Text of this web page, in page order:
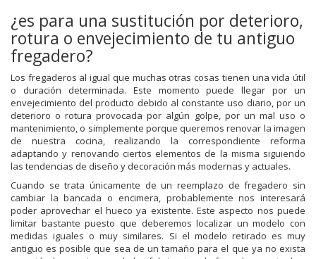
¿es para una sustitución por deterioro,
rotura o envejecimiento de tu antiguo
fregadero?
Los fregaderos al igual que muchas otras cosas tienen una vida útil
o duración determinada. Este momento puede llegar por un
envejecimiento del producto debido al constante uso diario, por un
deterioro o rotura provocada por algún golpe, por un mal uso o
mantenimiento, o simplemente porque queremos renovar la imagen
de nuestra cocina, realizando la correspondiente reforma
adaptando y renovando ciertos elementos de la misma siguiendo
las tendencias de diseño y decoración más modernas y actuales.
Cuando se trata únicamente de un reemplazo de fregadero sin
cambiar la bancada o encimera, probablemente nos interesará
poder aprovechar el hueco ya existente. Este aspecto nos puede
limitar bastante puesto que deberemos localizar un modelo con
medidas iguales o muy similares. Si el modelo retirado es muy
antiguo es posible que sea de un tamaño para el que ya no exista